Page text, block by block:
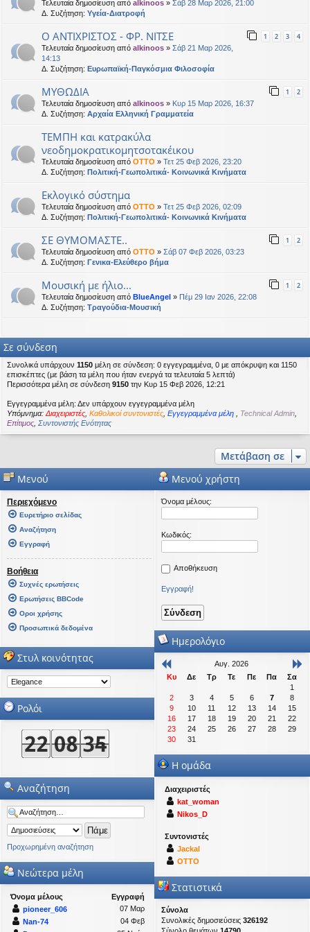
Τελευταία δημοσίευση από alkinoos » Σάβ 28 Μαρ 2026, 21:00
Δ. Συζήτηση: Υγεία-Διατροφή
Ο ΑΝΤΙΧΡΙΣΤΟΣ - ΦΡ. ΝΙΤΣΕ 1 2 3 4
Τελευταία δημοσίευση από alkinoos » Σάβ 21 Μαρ 2026,
14:13
Δ. Συζήτηση: Ευρωπαϊκή-Παγκόσμια Φιλοσοφία
ΜΥΘΩΔΙΑ 1 2
Τελευταία δημοσίευση από alkinoos » Κυρ 15 Μαρ 2026, 16:37
Δ. Συζήτηση: Αρχαία Ελληνική Γραμματεία
ΤΕΜΠΗ και κατρακύλα
νεοδημοκρατικομητσοτακέικου
Τελευταία δημοσίευση από OTTO » Τετ 25 Φεβ 2026, 23:20
Δ. Συζήτηση: Πολιτική-Γεωπολιτικά- Κοινωνικά Κινήματα
Εκλογικό σύστημα
Τελευταία δημοσίευση από OTTO » Τετ 25 Φεβ 2026, 02:09
Δ. Συζήτηση: Πολιτική-Γεωπολιτικά- Κοινωνικά Κινήματα
ΣΕ ΘΥΜΟΜΑΣΤΕ.. 1 2
Τελευταία δημοσίευση από OTTO » Σάβ 07 Φεβ 2026, 03:23
Δ. Συζήτηση: Γενικα-Ελεύθερο βήμα
Μουσική με ήλιο... 1 2
Τελευταία δημοσίευση από BlueAngel » Πέμ 29 Ιαν 2026, 22:08
Δ. Συζήτηση: Τραγούδια-Μουσική
Σε σύνδεση
Συνολικά υπάρχουν 1150 μέλη σε σύνδεση: 0 εγγεγραμμένα, 0 με απόκρυψη και 1150
επισκέπτες (με βάση τα μέλη που ήταν ενεργά τα τελευταία 5 λεπτά)
Περισσότερα μέλη σε σύνδεση 9150 την Κυρ 15 Φεβ 2026, 12:21
Εγγεγραμμένα μέλη: Δεν υπάρχουν εγγεγραμμένα μέλη
Υπόμνημα: Διαχειριστές Καθολικοί συντονιστές Εγγεγραμμένα μέλη Technical Admin
Επίτιμος Συντονιστής Ενότητας
Μετάβαση σε
Μενού
Περιεχόμενο
Ευρετήριο σελίδας
Αναζήτηση
Εγγραφή
Βοήθεια
Συχνές ερωτήσεις
Ερωτήσεις BBCode
Οροι χρήσης
Προσωπικά δεδομένα
Στυλ κοινότητας
Ρολόι
Αναζήτηση
Προχωρημένη αναζήτηση
Νεώτερα μέλη
Όνομα μέλους
Εγγραφή
pioneer_606
07 Μαρ
Nan-74
04 Φεβ
Μενού χρήστη
Όνομα μέλους:
Κωδικός:
Αποθήκευση
Εγγραφή!
Ημερολόγιο
Αυγ. 2026
Κυ
Δε Τρ Τε Πε Πα
Σα
1
2
3 4 5 6 7
8
9
10 11 12 13 14
15
16
17 18 19 20 21
22
23
24 25 26 27 28
29
30
31
Η ομάδα
Διαχειριστές
kat_woman
Nikos_D
Συντονιστές
Jackal
OTTO
Στατιστικά
Σύνολα
Συνολικές δημοσιεύσεις326192